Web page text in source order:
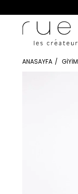
ANASAYFA GIYIM